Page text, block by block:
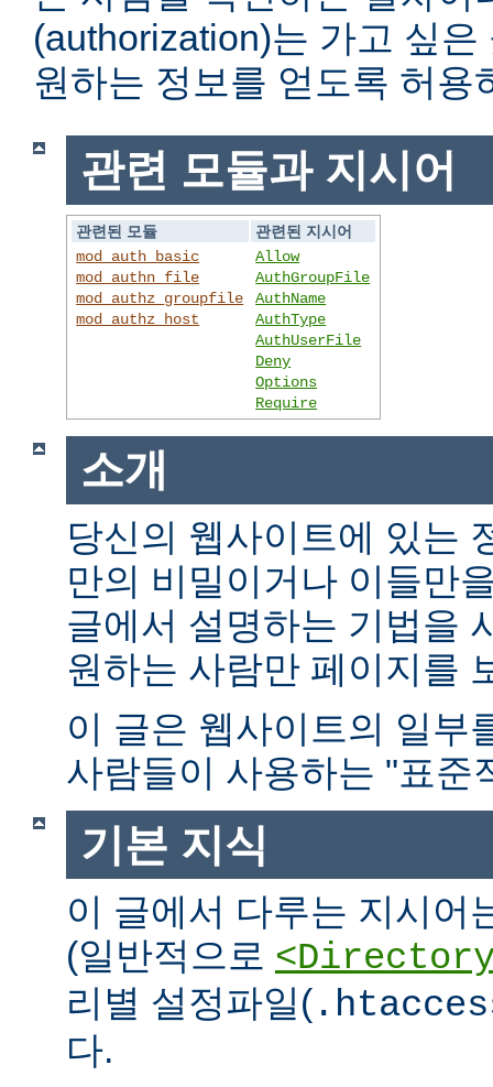
(authorization)는 가고 싶
원하는 정보를 얻도록 허용
관련 모듈과 지시어
관련된 모듈
관련된 지시어
mod_auth_basic
mod_authn_file
mod_authz_groupfile
mod_authz_host
Allow
AuthGroupFile
AuthName
AuthType
AuthUserFile
Deny
Options
Require
소개
당신의 웹사이트에 있는
만의 비밀이거나 이들만
글에서 설명하는 기법을
원하는 사람만 페이지를
이 글은 웹사이트의 일부
사람들이 사용하는 "표준
기본 지식
이 글에서 다루는 지시어
(일반적으로
리별 설정파일(
다.